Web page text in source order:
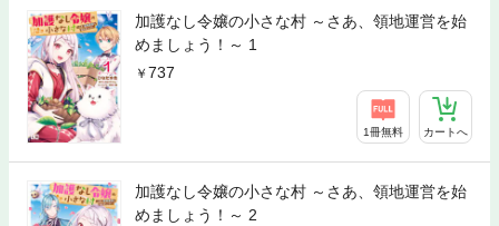
加護なし令嬢の小さな村 ～さあ、領地運営を始
めましょう！～ 1
737
1冊無料 カートへ
加護なし令嬢の小さな村 ～さあ、領地運営を始
めましょう！～ 2